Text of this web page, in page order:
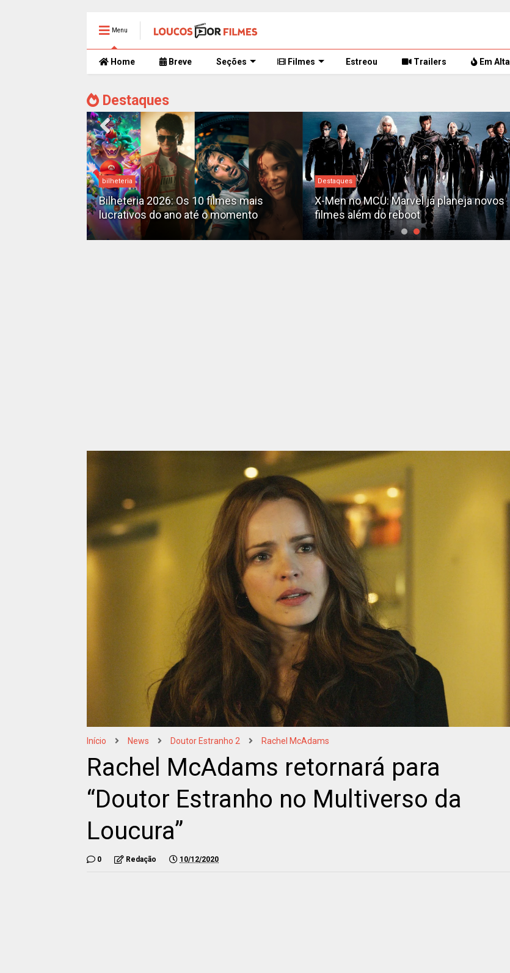
Menu
Home Breve Seções Filmes Estreou Trailers Em Alta
Destaques
bilheteria
Bilheteria 2026: Os 10 filmes mais
lucrativos do ano até o momento
Destaques
X-Men no MCU: Marvel já planeja novos
filmes além do reboot
Início News Doutor Estranho 2 Rachel McAdams
Rachel McAdams retornará para
“Doutor Estranho no Multiverso da
Loucura”
0 Redação 10/12/2020